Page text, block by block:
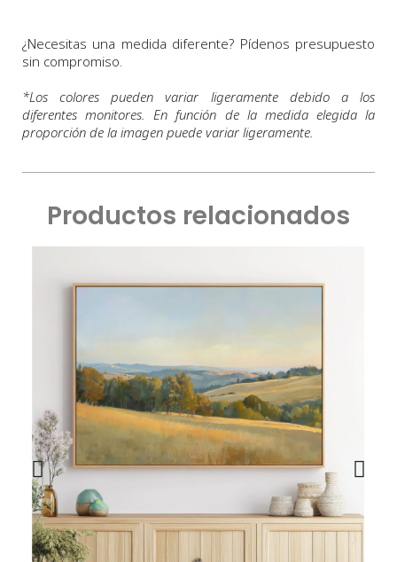
¿Necesitas una medida diferente? Pídenos presupuesto
sin compromiso.
*Los colores pueden variar ligeramente debido a los
diferentes monitores. En función de la medida elegida la
proporción de la imagen puede variar ligeramente.
Productos relacionados